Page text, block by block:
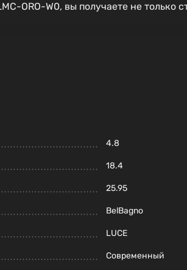
ORO-W0, вы получаете не
4.8
18.4
25.95
BelBagno
LUCE
Современный